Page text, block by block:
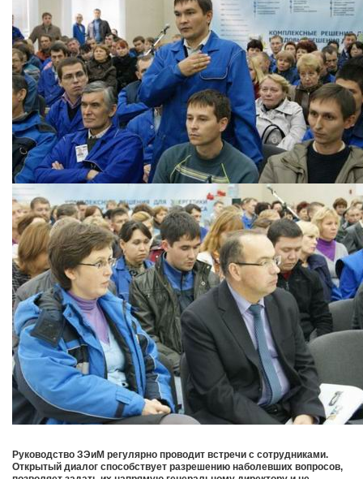
Руководство ЗЭиМ регулярно проводит встречи с сотрудниками.
Открытый диалог способствует разрешению наболевших вопросов,